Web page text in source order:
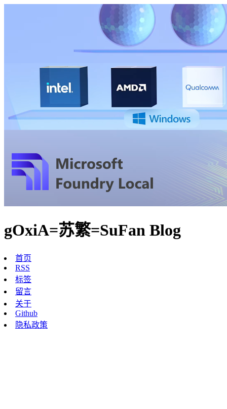
gOxiA=苏繁=SuFan Blog
首页
RSS
标签
留言
关于
Github
隐私政策